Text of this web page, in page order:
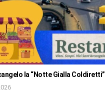
la “Notte Gialla Coldiretti”